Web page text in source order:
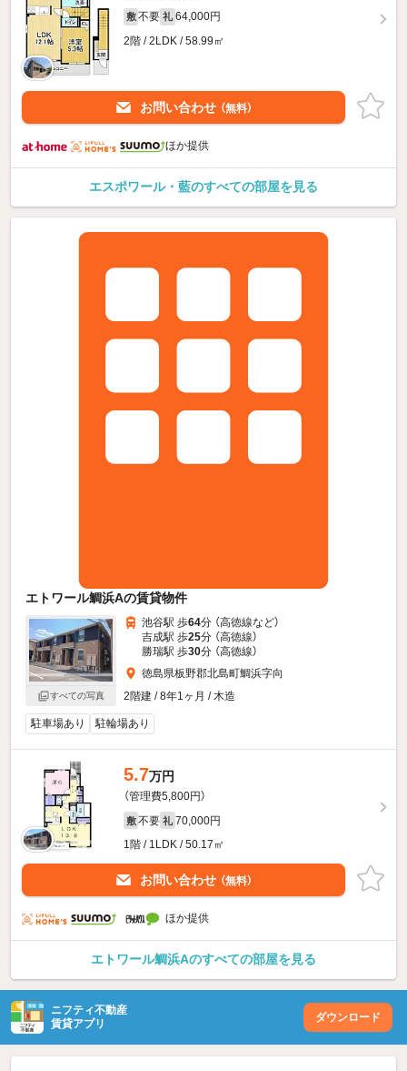
敷 不要 礼 64,000円
2階 / 2LDK / 58.99㎡
お問い合わせ （無料）
ほか提供
エスポワール・藍のすべての部屋を見る
エトワール鯛浜Aの賃貸物件
すべての写真
池谷駅 歩64分 （高徳線など）
吉成駅 歩25分 （高徳線）
勝瑞駅 歩30分 （高徳線）
徳島県板野郡北島町鯛浜字向
2階建 / 8年1ヶ月 / 木造
駐車場あり 駐輪場あり
5.7万円
（管理費5,800円）
敷 不要 礼 70,000円
1階 / 1LDK / 50.17㎡
お問い合わせ （無料）
ほか提供
エトワール鯛浜Aのすべての部屋を見る
ニフティ不動産
賃貸アプリ
ダウンロード